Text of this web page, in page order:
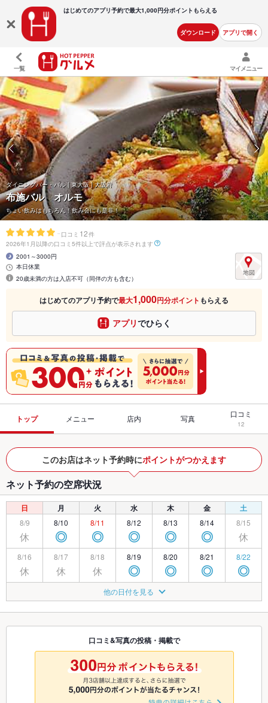
はじめてのアプリ予約で最大1,000円分ポイントもらえる
ダウンロード アプリで開く
一覧 マイメニュー
ダイニングバー・バル | 東大阪 | 大阪府
布施バル オルモ
ちょい飲みはもちろん！飲み会にも是非！
- 口コミ 12件
2026年1月以降の口コミ5件以上で評点が表示されます
2001～3000円
本日休業
20歳未満の方は入店不可（同伴の方も含む）
はじめてのアプリ予約で最大1,000円分ポイント もらえる
アプリでひらく
トップ メニュー 店内 写真 口コミ
12
このお店はネット予約時にポイントがつかえます
ネット予約の空席状況
日 月 火 水 木 金 土
8/9
休
8/10
◎
8/11
◎
8/12
◎
8/13
◎
8/14
◎
8/15
休
8/16
休
8/17
休
8/18
休
8/19
◎
8/20
◎
8/21
◎
8/22
◎
◎ 休
8/25
休
8/26
◎
8/27
◎ ◎ ◎
8/30 8/31 9/1
休
9/2
◎
9/3
◎
9/4 9/5
9/8
休 ◎ ◎ ◎
他の日付を見る
口コミ&写真の投稿・掲載で